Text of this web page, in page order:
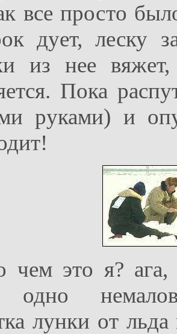
все просто
дует, леску
из нее
Пока
руками) и
чем это я?
лунки от